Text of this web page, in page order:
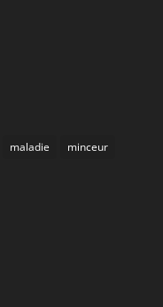
maladie
minceur